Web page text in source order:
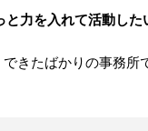
と力を入れて活動した
きたばかりの事務所